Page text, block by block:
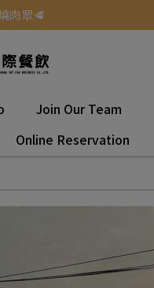
肉眾🥩
Join Our Team
Online Reservation